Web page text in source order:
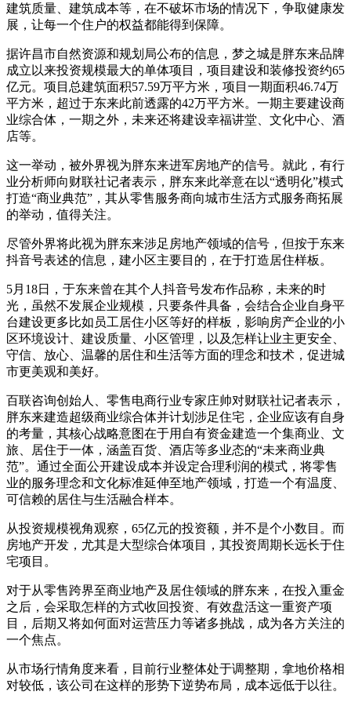
建筑质量、建筑成本等，在不破坏市场的情况下，争取健康发
展，让每一个住户的权益都能得到保障。
据许昌市自然资源和规划局公布的信息，梦之城是胖东来品牌
成立以来投资规模最大的单体项目，项目建设和装修投资约65
亿元。项目总建筑面积57.59万平方米，项目一期面积46.74万
平方米，超过于东来此前透露的42万平方米。一期主要建设商
业综合体，一期之外，未来还将建设幸福讲堂、文化中心、酒
店等。
这一举动，被外界视为胖东来进军房地产的信号。就此，有行
业分析师向财联社记者表示，胖东来此举意在以“透明化”模式
打造“商业典范”，其从零售服务商向城市生活方式服务商拓展
的举动，值得关注。
尽管外界将此视为胖东来涉足房地产领域的信号，但按于东来
抖音号表述的信息，建小区主要目的，在于打造居住样板。
5月18日，于东来曾在其个人抖音号发布作品称，未来的时
光，虽然不发展企业规模，只要条件具备，会结合企业自身平
台建设更多比如员工居住小区等好的样板，影响房产企业的小
区环境设计、建设质量、小区管理，以及怎样让业主更安全、
守信、放心、温馨的居住和生活等方面的理念和技术，促进城
市更美观和美好。
百联咨询创始人、零售电商行业专家庄帅对财联社记者表示，
胖东来建造超级商业综合体并计划涉足住宅，企业应该有自身
的考量，其核心战略意图在于用自有资金建造一个集商业、文
旅、居住于一体，涵盖百货、酒店等多业态的“未来商业典
范”。通过全面公开建设成本并设定合理利润的模式，将零售
业的服务理念和文化标准延伸至地产领域，打造一个有温度、
可信赖的居住与生活融合样本。
从投资规模视角观察，65亿元的投资额，并不是个小数目。而
房地产开发，尤其是大型综合体项目，其投资周期长远长于住
宅项目。
对于从零售跨界至商业地产及居住领域的胖东来，在投入重金
之后，会采取怎样的方式收回投资、有效盘活这一重资产项
目，后期又将如何面对运营压力等诸多挑战，成为各方关注的
一个焦点。
从市场行情角度来看，目前行业整体处于调整期，拿地价格相
对较低，该公司在这样的形势下逆势布局，成本远低于以往。